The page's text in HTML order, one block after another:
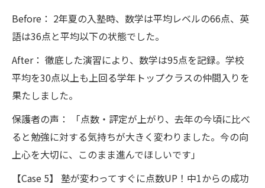
Before： 2年夏の入塾時、数学は平均レベルの66点、英
語は36点と平均以下の状態でした。
After： 徹底した演習により、数学は95点を記録。学校
平均を30点以上も上回る学年トップクラスの仲間入りを
果たしました。
保護者の声： 「点数・評定が上がり、去年の今頃に比べ
ると勉強に対する気持ちが大きく変わりました。今の向
上心を大切に、このまま進んでほしいです」
【Case 5】 塾が変わってすぐに点数UP！中1からの成功